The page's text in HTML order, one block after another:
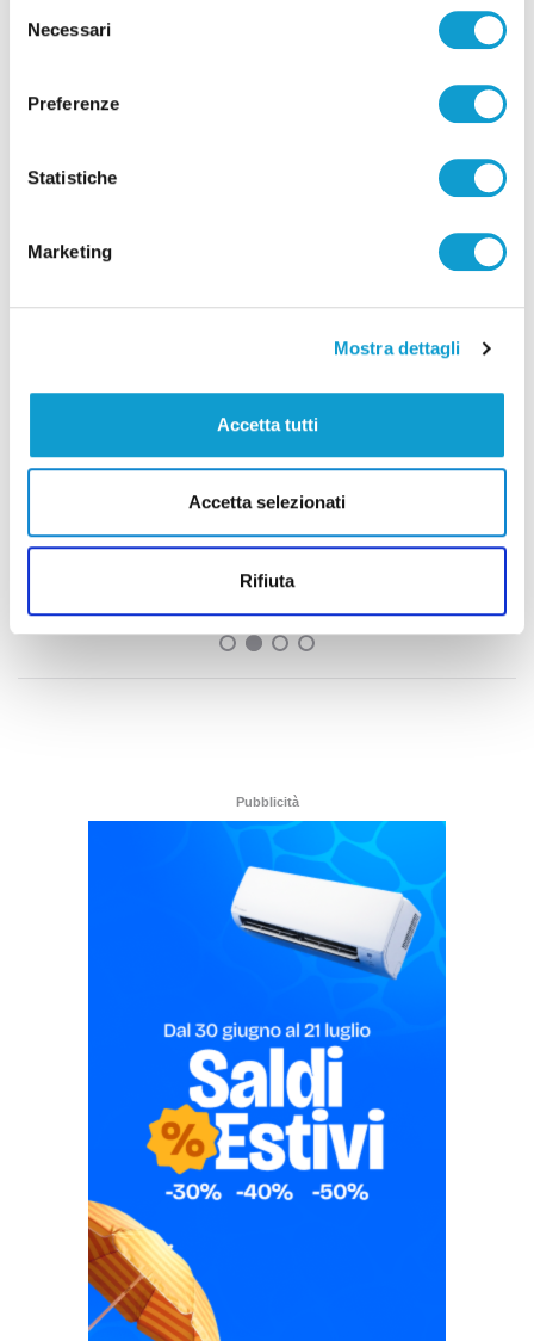
delNecessari
Preferenze
Statistiche
Marketing
Mostra dettagli
Accetta tutti
Accetta selezionati
Rifiuta
Correlati
Coppa Italia Serie C - Biglietti ancora bloccati
per il derby tra Pescara e Samb: decide il
Pubblicità